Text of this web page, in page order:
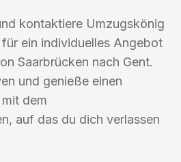
kontaktiere Umzugskönig
ein individuelles Angebot
Saarbrücken nach Gent.
und genieße einen
dem
auf das du dich verlassen